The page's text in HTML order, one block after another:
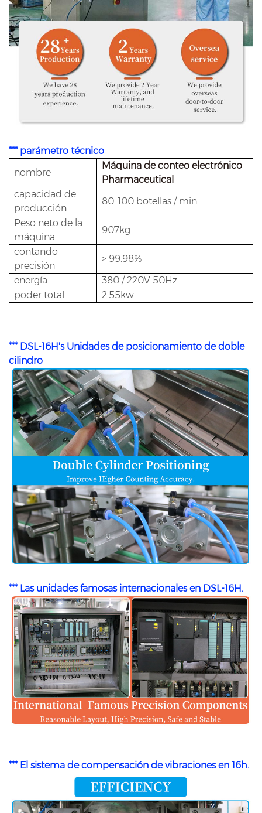
*** parámetro técnico
nombre
Máquina de conteo electrónico
Pharmaceutical
capacidad de
producción
80-100 botellas / min
Peso neto de la
máquina
907kg
contando
precisión
> 99.98%
energía
380 / 220V 50Hz
poder total
2.55kw
*** DSL-16H's Unidades de posicionamiento de doble
cilindro
*** Las unidades famosas internacionales en DSL-16H.
*** El sistema de compensación de vibraciones en 16h.